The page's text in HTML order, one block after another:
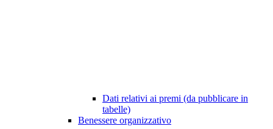
Dati relativi ai premi (da pubblicare in
tabelle)
Benessere organizzativo